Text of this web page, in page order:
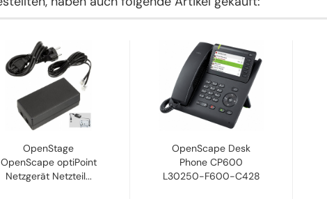
OpenStage
OpenScape optiPoint
Netzgerät Netzteil...
OpenScape Desk
Phone CP600
L30250-F600-C428